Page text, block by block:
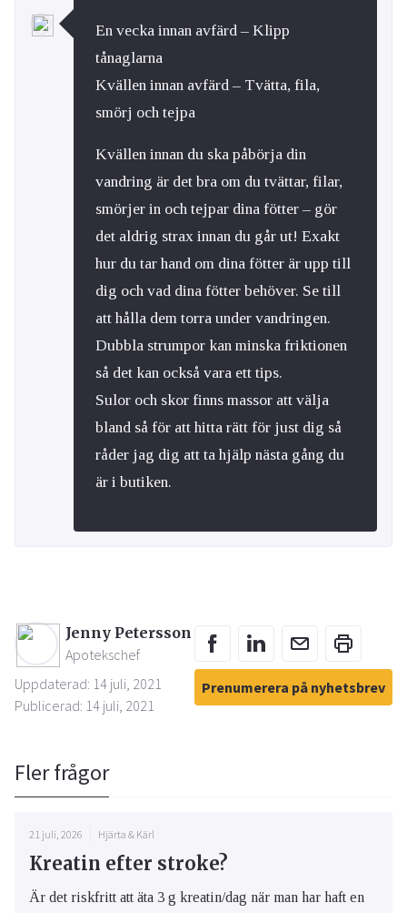
En vecka innan avfärd – Klipp
tånaglarna
Kvällen innan avfärd – Tvätta, fila,
smörj och tejpa
Kvällen innan du ska påbörja din
vandring är det bra om du tvättar, filar,
smörjer in och tejpar dina fötter – gör
det aldrig strax innan du går ut! Exakt
hur du tar hand om dina fötter är upp till
dig och vad dina fötter behöver. Se till
att hålla dem torra under vandringen.
Dubbla strumpor kan minska friktionen
så det kan också vara ett tips.
Sulor och skor finns massor att välja
bland så för att hitta rätt för just dig så
råder jag dig att ta hjälp nästa gång du
är i butiken.
Jenny Petersson
Apotekschef
Uppdaterad: 14 juli, 2021
Publicerad: 14 juli, 2021
Prenumerera på nyhetsbrev
Fler frågor
21 juli, 2026 Hjärta & Kärl
Kreatin efter stroke?
Är det riskfritt att äta 3 g kreatin/dag när man har haft en